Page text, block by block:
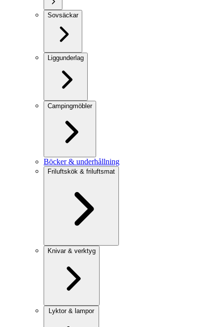
Sovsäckar
Liggunderlag
Campingmöbler
Böcker & underhållning
Friluftskök & friluftsmat
Knivar & verktyg
Lyktor & lampor